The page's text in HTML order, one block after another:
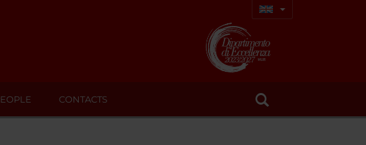
CONTACTS